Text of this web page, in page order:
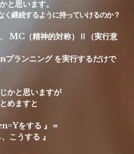
と思います。
く継続するように持っていけるのか？
MC（精神的対称）Ⅱ（実行意
ランニング を実行するだけで
かと思いますが
めますと
をする 』＝
こうする 』